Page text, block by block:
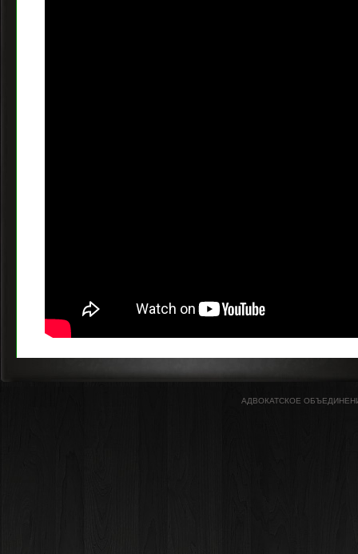
АДВОКАТСКОЕ